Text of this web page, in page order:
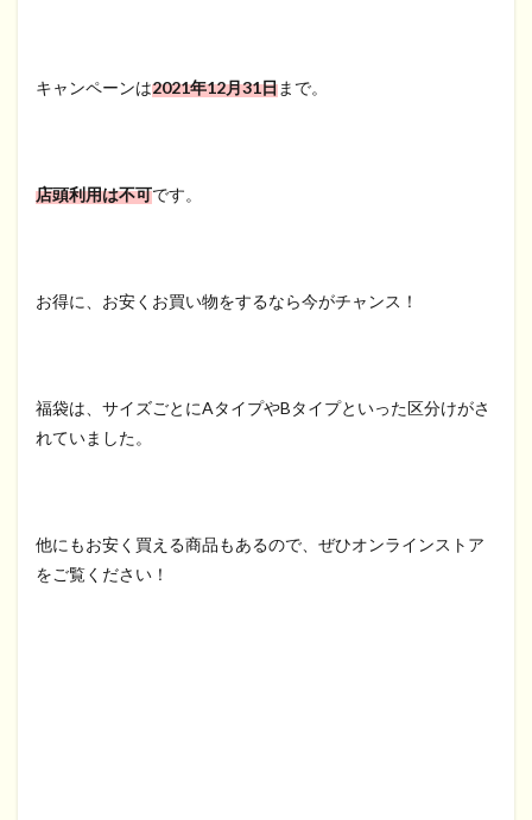
キャンペーンは2021年12月31日まで。
店頭利用は不可です。
お得に、お安くお買い物をするなら今がチャンス！
福袋は、サイズごとにAタイプやBタイプといった区分けがさ
れていました。
他にもお安く買える商品もあるので、ぜひオンラインストア
をご覧ください！